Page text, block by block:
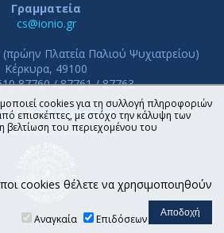
Γραμματεία
cs@ionio.gr
(πρώην Πλατεία Παλιού Ψυχιατρείου)
Κέρκυρα, 49100
87760 / 87761 / 87763
ΠΛΗΡΟΦΟΡΙΚΗΣ
ΠΑΝΕΠΙΣΤΗΜΙΟ
cookies για τη συλλογή πληροφοριών
επισκέπτες, με στόχο την κάλυψη των
βελτίωση του περιεχομένου του
cookies θέλετε να χρησιμοποιηθούν
Αναγκαία Επιδόσεων